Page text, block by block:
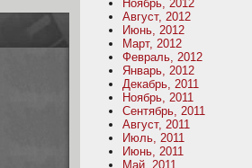
Ноябрь, 2012
Август, 2012
Июнь, 2012
Март, 2012
Февраль, 2012
Январь, 2012
Декабрь, 2011
Ноябрь, 2011
Сентябрь, 2011
Август, 2011
Июль, 2011
Июнь, 2011
Май, 2011